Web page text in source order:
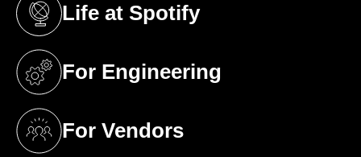
Life at Spotify
(opens in a new tab)
For Engineering
(opens in a new tab)
For Vendors
(opens in a new tab)